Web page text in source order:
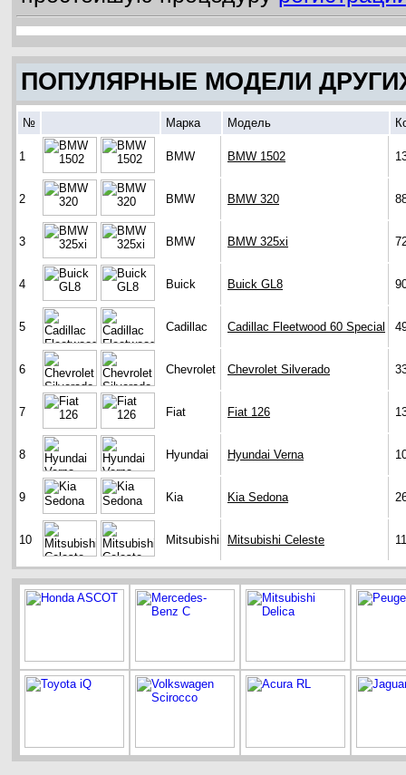
ПОПУЛЯРНЫЕ МОДЕЛИ
№ Марка Модель
1 BMW BMW 1502
2 BMW BMW 320
3 BMW BMW 325xi
4 Buick Buick GL8
5 Cadillac Cadillac Fleetwood 60 Special
6 Chevrolet Chevrolet Silverado
7 Fiat Fiat 126
8 Hyundai Hyundai Verna
9 Kia Kia Sedona
10 Mitsubishi Mitsubishi Celeste